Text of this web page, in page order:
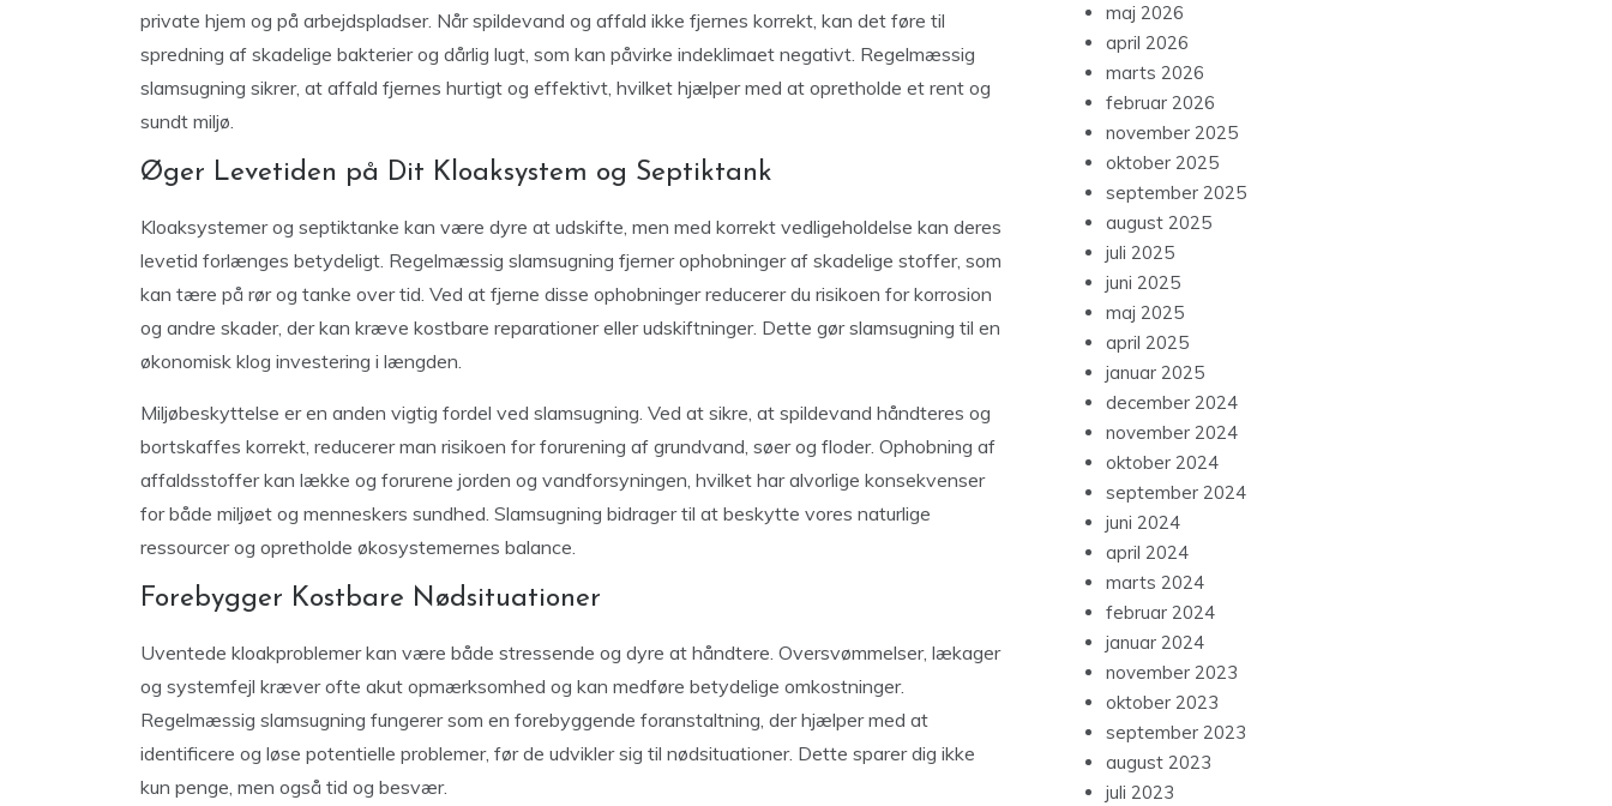
private hjem og på arbejdspladser. Når spildevand og affald ikke fjernes korrekt, kan det føre til
spredning af skadelige bakterier og dårlig lugt, som kan påvirke indeklimaet negativt. Regelmæssig
slamsugning sikrer, at affald fjernes hurtigt og effektivt, hvilket hjælper med at opretholde et rent og
sundt miljø.
Øger Levetiden på Dit Kloaksystem og Septiktank
Kloaksystemer og septiktanke kan være dyre at udskifte, men med korrekt vedligeholdelse kan deres
levetid forlænges betydeligt. Regelmæssig slamsugning fjerner ophobninger af skadelige stoffer, som
kan tære på rør og tanke over tid. Ved at fjerne disse ophobninger reducerer du risikoen for korrosion
og andre skader, der kan kræve kostbare reparationer eller udskiftninger. Dette gør slamsugning til en
økonomisk klog investering i længden.
Miljøbeskyttelse er en anden vigtig fordel ved slamsugning. Ved at sikre, at spildevand håndteres og
bortskaffes korrekt, reducerer man risikoen for forurening af grundvand, søer og floder. Ophobning af
affaldsstoffer kan lække og forurene jorden og vandforsyningen, hvilket har alvorlige konsekvenser
for både miljøet og menneskers sundhed. Slamsugning bidrager til at beskytte vores naturlige
ressourcer og opretholde økosystemernes balance.
Forebygger Kostbare Nødsituationer
Uventede kloakproblemer kan være både stressende og dyre at håndtere. Oversvømmelser, lækager
og systemfejl kræver ofte akut opmærksomhed og kan medføre betydelige omkostninger.
Regelmæssig slamsugning fungerer som en forebyggende foranstaltning, der hjælper med at
identificere og løse potentielle problemer, før de udvikler sig til nødsituationer. Dette sparer dig ikke
kun penge, men også tid og besvær.
maj 2026
april 2026
marts 2026
februar 2026
november 2025
oktober 2025
september 2025
august 2025
juli 2025
juni 2025
maj 2025
april 2025
januar 2025
december 2024
november 2024
oktober 2024
september 2024
juni 2024
april 2024
marts 2024
februar 2024
januar 2024
november 2023
oktober 2023
september 2023
august 2023
juli 2023